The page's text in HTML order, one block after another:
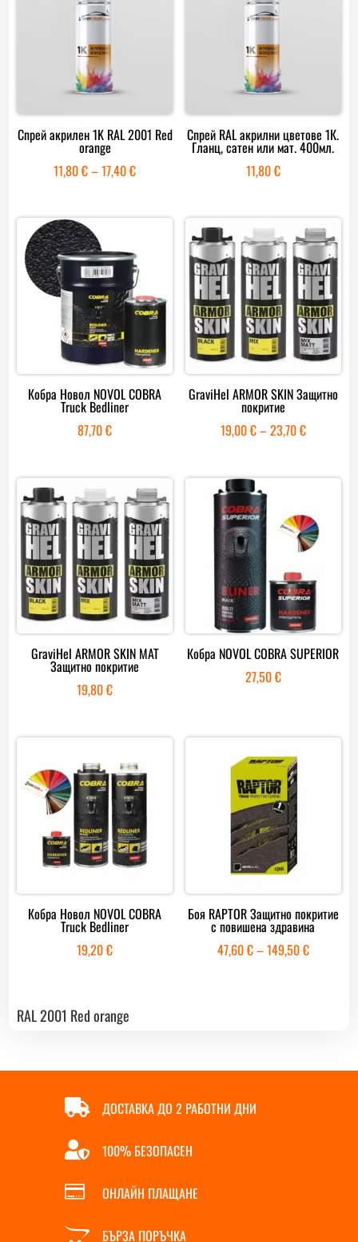
Спрей акрилен 1K RAL 2001 Red
orange
11,80€–17,40€Price
17,40 €
Спрей RAL акрилни цветове 1К.
Гланц, сатен или мат. 400мл.
11,80€
Кобра Новол NOVOL COBRA
Truck Bedliner
87,70€
GraviHel ARMOR SKIN Защитно
покритие
19,00€–23,70€Price
23,70 €
GraviHel ARMOR SKIN MAT
Защитно покритие
19,80€
Кобра NOVOL COBRA SUPERIOR
27,50€
Кобра Новол NOVOL COBRA
Truck Bedliner
19,20€
Боя RAPTOR Защитно покритие
с повишена здравина
47,60€–149,50€Price
RAL 2001 Red orange
 ДОСТАВКА ДО 2 РАБОТНИ ДНИ
 100% БЕЗОПАСЕН
 ОНЛАЙН ПЛАЩАНЕ
 БЪРЗА ПОРЪЧКА